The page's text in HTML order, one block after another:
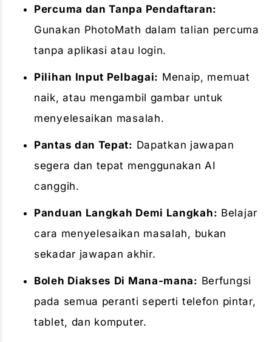
Percuma dan Tanpa Pendaftaran:
Gunakan PhotoMath dalam talian percuma
tanpa aplikasi atau login.
Pilihan Input Pelbagai: Menaip, memuat
naik, atau mengambil gambar untuk
menyelesaikan masalah.
Pantas dan Tepat: Dapatkan jawapan
segera dan tepat menggunakan AI
canggih.
Panduan Langkah Demi Langkah: Belajar
cara menyelesaikan masalah, bukan
sekadar jawapan akhir.
Boleh Diakses Di Mana-mana: Berfungsi
pada semua peranti seperti telefon pintar,
tablet, dan komputer.